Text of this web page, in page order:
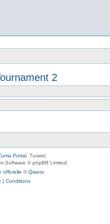
2
Portal , Turaiel,
Software © phpBB Limited
officielle ©Qiaeru
| Conditions